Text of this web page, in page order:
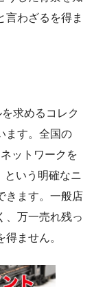
言わざるを得ま
求めるコレク
ます。全国の
ットワークを
という明確なニ
きます。一般店
、万一売れ残っ
ません。